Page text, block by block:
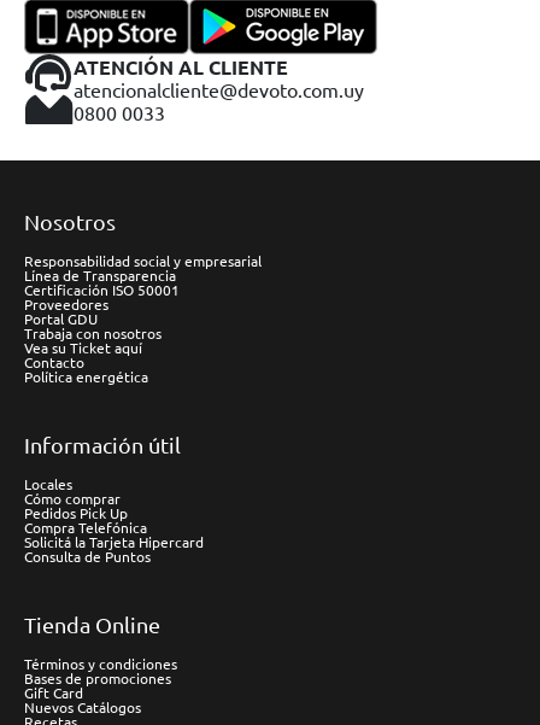
ATENCIÓN AL CLIENTE
atencionalcliente@devoto.com.uy
0800 0033
Nosotros
Responsabilidad social y empresarial
Línea de Transparencia
Certificación ISO 50001
Proveedores
Portal GDU
Trabaja con nosotros
Vea su Ticket aquí
Contacto
Política energética
Información útil
Locales
Cómo comprar
Pedidos Pick Up
Compra Telefónica
Solicitá la Tarjeta Hipercard
Consulta de Puntos
Tienda Online
Términos y condiciones
Bases de promociones
Gift Card
Nuevos Catálogos